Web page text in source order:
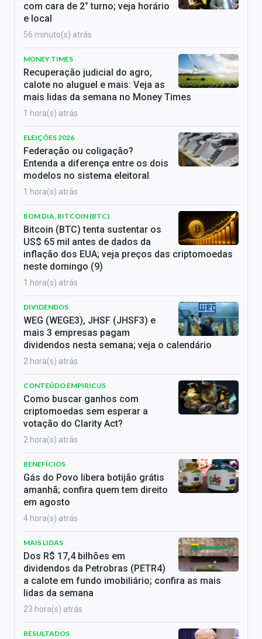
com cara de 2° turno; veja horário
e local
56 minuto(s) atrás
MONEY TIMES
Recuperação judicial do agro,
calote no aluguel e mais: Veja as
mais lidas da semana no Money Times
1 hora(s) atrás
ELEIÇÕES 2026
Federação ou coligação?
Entenda a diferença entre os dois
modelos no sistema eleitoral
1 hora(s) atrás
BOM DIA, BITCOIN (BTC)
Bitcoin (BTC) tenta sustentar os
US$ 65 mil antes de dados da
inflação dos EUA; veja preços das criptomoedas
neste domingo (9)
1 hora(s) atrás
DIVIDENDOS
WEG (WEGE3), JHSF (JHSF3) e
mais 3 empresas pagam
dividendos nesta semana; veja o calendário
2 hora(s) atrás
CONTEÚDO EMPIRICUS
Como buscar ganhos com
criptomoedas sem esperar a
votação do Clarity Act?
2 hora(s) atrás
BENEFÍCIOS
Gás do Povo libera botijão grátis
amanhã; confira quem tem direito
em agosto
4 hora(s) atrás
MAIS LIDAS
Dos R$ 17,4 bilhões em
dividendos da Petrobras (PETR4)
a calote em fundo imobiliário; confira as mais
lidas da semana
23 hora(s) atrás
RESULTADOS